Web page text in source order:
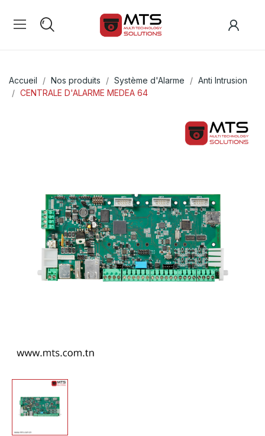
Accueil Nos produits Système d'Alarme
Anti Intrusion
CENTRALE D'ALARME MEDEA 64